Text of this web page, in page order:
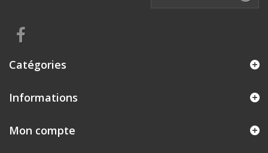
Catégories
Informations
Mon compte